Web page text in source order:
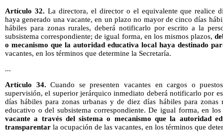
Artículo 32. La directora, el director o el equivalente que realice
haya generado una vacante, en un plazo no mayor de cinco días
hábiles para zonas rurales, deberá notificarlo por escrito a la
subsistema correspondiente; de igual forma, en los mismos plazos,
o mecanismo que la autoridad educativa local haya destinado
vacantes, en los términos que determine la Secretaría.
...
Artículo 34.Cuando se presenten vacantes en cargos o
supervisión, el superior jerárquico inmediato deberá notificarlo por
días hábiles para zonas urbanas y de diez días hábiles para
educativo o del subsistema correspondiente. De igual forma, en
vacante a través del sistema o mecanismo que la autoridad
transparentar la ocupación de las vacantes, en los términos que